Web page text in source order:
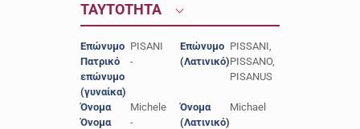
ΤΑΥΤΟΤΗΤΑ
Επώνυμο PISANI
Πατρικό
επώνυμο
(γυναίκα)
-
Όνομα
Michele
Όνομα
-
Επώνυμο
(Λατινικό)
PISSANI,
PISSANO,
PISANUS
Όνομα
(Λατινικό)
Michael